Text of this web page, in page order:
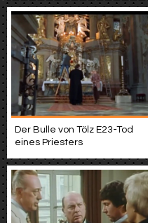
Der Bulle von Tölz E23-Tod
eines Priesters